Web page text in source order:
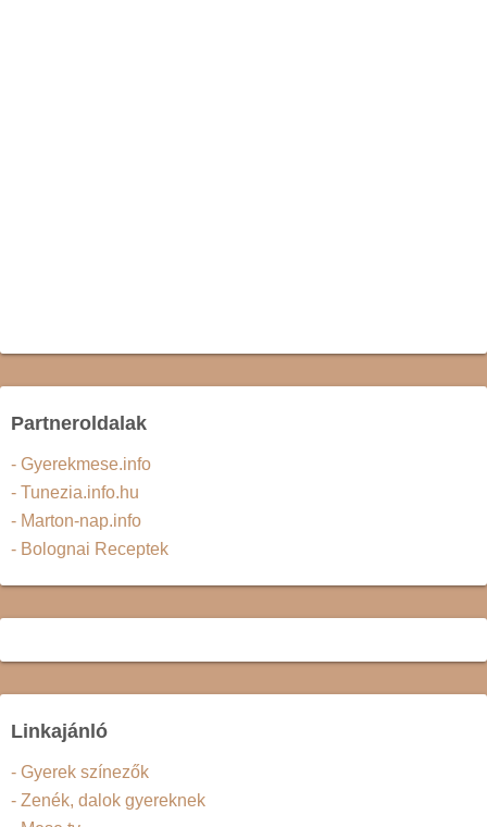
Partneroldalak
- Gyerekmese.info
- Tunezia.info.hu
- Marton-nap.info
- Bolognai Receptek
Linkajánló
- Gyerek színezők
- Zenék, dalok gyereknek